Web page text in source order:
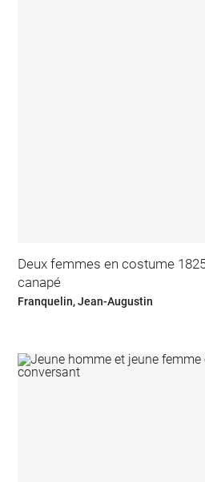
Deux femmes en costume
canapé
Franquelin, Jean-Augustin